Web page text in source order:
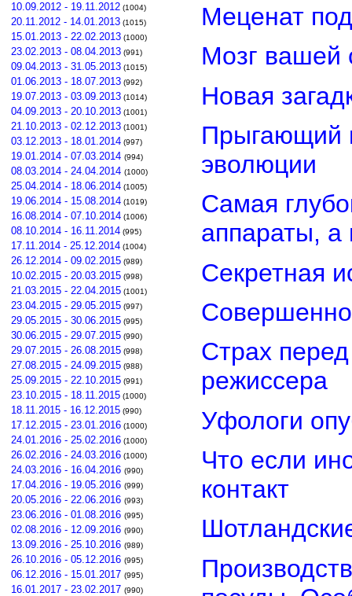
10.09.2012 - 19.11.2012 (1004)
20.11.2012 - 14.01.2013 (1015)
15.01.2013 - 22.02.2013 (1000)
23.02.2013 - 08.04.2013 (991)
09.04.2013 - 31.05.2013 (1015)
01.06.2013 - 18.07.2013 (992)
19.07.2013 - 03.09.2013 (1014)
04.09.2013 - 20.10.2013 (1001)
21.10.2013 - 02.12.2013 (1001)
03.12.2013 - 18.01.2014 (997)
19.01.2014 - 07.03.2014 (994)
08.03.2014 - 24.04.2014 (1000)
25.04.2014 - 18.06.2014 (1005)
19.06.2014 - 15.08.2014 (1019)
16.08.2014 - 07.10.2014 (1006)
08.10.2014 - 16.11.2014 (995)
17.11.2014 - 25.12.2014 (1004)
26.12.2014 - 09.02.2015 (989)
10.02.2015 - 20.03.2015 (998)
21.03.2015 - 22.04.2015 (1001)
23.04.2015 - 29.05.2015 (997)
29.05.2015 - 30.06.2015 (995)
30.06.2015 - 29.07.2015 (990)
29.07.2015 - 26.08.2015 (998)
27.08.2015 - 24.09.2015 (988)
25.09.2015 - 22.10.2015 (991)
23.10.2015 - 18.11.2015 (1000)
18.11.2015 - 16.12.2015 (990)
17.12.2015 - 23.01.2016 (1000)
24.01.2016 - 25.02.2016 (1000)
26.02.2016 - 24.03.2016 (1000)
24.03.2016 - 16.04.2016 (990)
17.04.2016 - 19.05.2016 (999)
20.05.2016 - 22.06.2016 (993)
23.06.2016 - 01.08.2016 (995)
02.08.2016 - 12.09.2016 (990)
13.09.2016 - 25.10.2016 (989)
26.10.2016 - 05.12.2016 (995)
06.12.2016 - 15.01.2017 (995)
16.01.2017 - 23.02.2017 (990)
Меценат
Мозг вашей
Новая
Прыгающий
эволюции
Самая
аппараты, а
Секретная
Страх
режиссера
Уфологи
Что если
контакт